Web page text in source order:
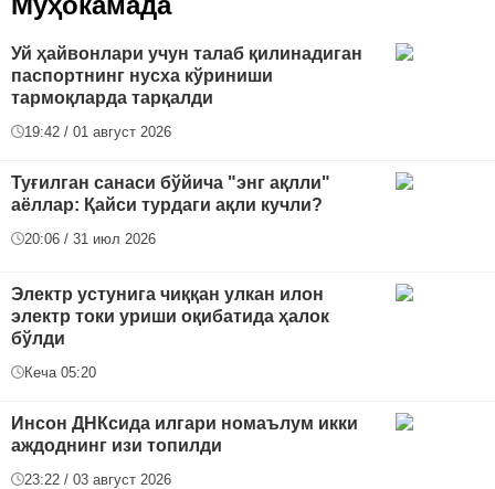
Уй ҳайвонлари учун талаб қилинадиган
паспортнинг нусха кўриниши
тармоқларда тарқалди
19:42 / 01 август 2026
Туғилган санаси бўйича "энг ақлли"
аёллар: Қайси турдаги ақли кучли?
20:06 / 31 июл 2026
Электр устунига чиққан улкан илон
электр токи уриши оқибатида ҳалок
бўлди
Кеча 05:20
Инсон ДНКсида илгари номаълум икки
аждоднинг изи топилди
23:22 / 03 август 2026